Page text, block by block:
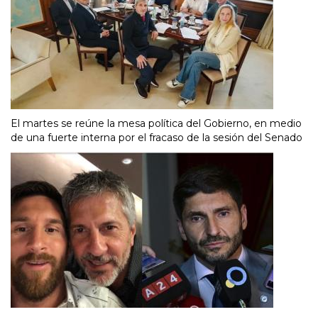
El martes se reúne la mesa política del Gobierno, en medio
de una fuerte interna por el fracaso de la sesión del Senado